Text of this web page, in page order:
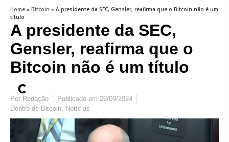
Home » Bitcoin » A presidente da SEC, Gensler, reafirma que o Bitcoin não é um
título
A presidente da SEC,
Gensler, reafirma que o
Bitcoin não é um título
Por Redação Publicado em 26/09/2024
Dentro de Bitcoin, Notícias